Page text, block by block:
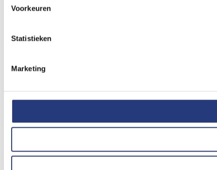
Voorkeuren
Statistieken
Marketing